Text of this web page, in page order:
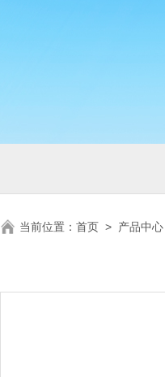
当前位置： 首页 > 产品中心